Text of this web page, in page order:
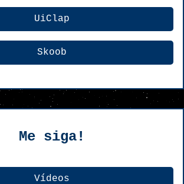
UiClap
Skoob
Me siga!
Vídeos